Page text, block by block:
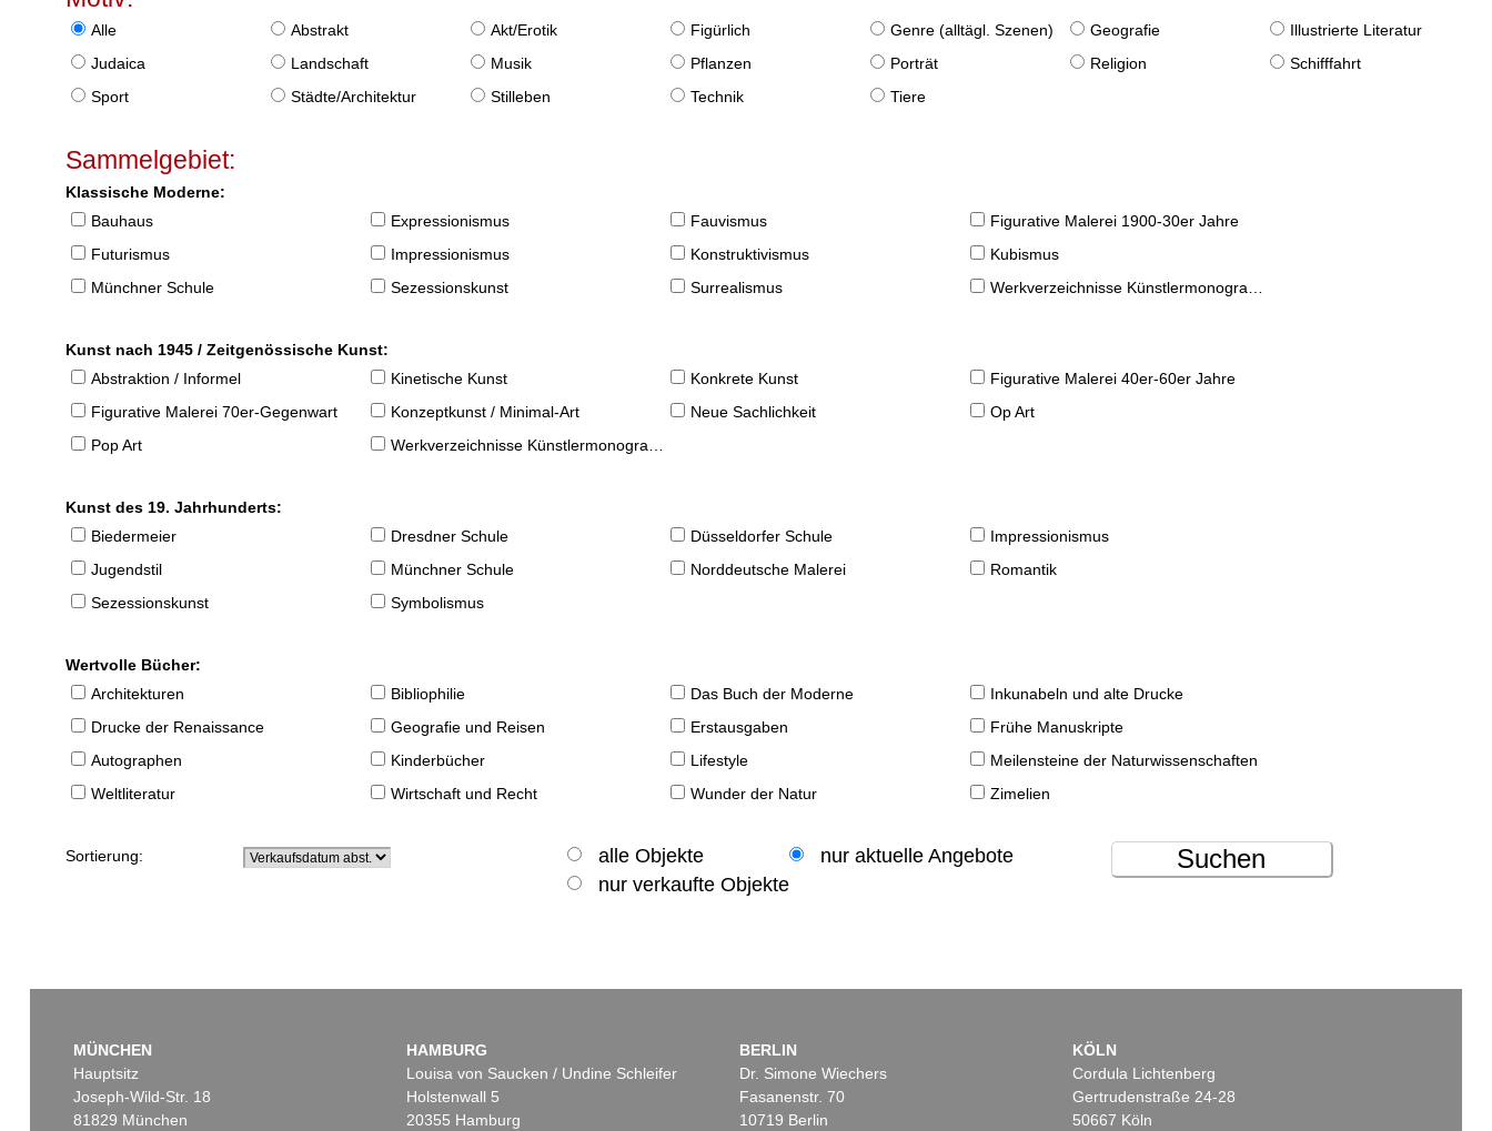
Alle Abstrakt Akt/Erotik Figürlich Genre (alltägl. Szenen) Geografie
Illustrierte Literatur
Judaica
Landschaft Musik Pflanzen Porträt Religion
Schifffahrt
Sport
Städte/Architektur Stilleben Technik Tiere
Sammelgebiet:
Klassische Moderne:
Bauhaus
Expressionismus Fauvismus
Figurative Malerei 1900-30er Jahre
Futurismus
Impressionismus Konstruktivismus
Kubismus
Münchner Schule
Sezessionskunst Surrealismus Werkverzeichnisse Künstlermonographien
Kunst nach 1945 / Zeitgenössische Kunst:
Abstraktion / Informel
Kinetische Kunst Konkrete Kunst
Figurative Malerei 40er-60er Jahre
Figurative Malerei 70er-Gegenwart
Konzeptkunst / Minimal-Art Neue Sachlichkeit
Op Art
Pop Art
Werkverzeichnisse Künstlermonographien
Kunst des 19. Jahrhunderts:
Biedermeier
Dresdner Schule Düsseldorfer Schule
Impressionismus
Jugendstil
Münchner Schule Norddeutsche Malerei
Romantik
Sezessionskunst
Symbolismus
Wertvolle Bücher:
Architekturen
Bibliophilie Das Buch der Moderne
Inkunabeln und alte Drucke
Drucke der Renaissance
Geografie und Reisen Erstausgaben
Frühe Manuskripte
Autographen
Kinderbücher Lifestyle
Meilensteine der Naturwissenschaften
Weltliteratur
Wirtschaft und Recht Wunder der Natur Zimelien
Sortierung: alle Objekte
nur aktuelle Angebote
nur verkaufte Objekte
Suchen
MÜNCHEN
Hauptsitz
Joseph-Wild-Str. 18
81829 München
HAMBURG
Louisa von Saucken / Undine Schleifer
Holstenwall 5
20355 Hamburg
BERLIN
Dr. Simone Wiechers
Fasanenstr. 70
10719 Berlin
KÖLN
Cordula Lichtenberg
Gertrudenstraße 24-28
50667 Köln